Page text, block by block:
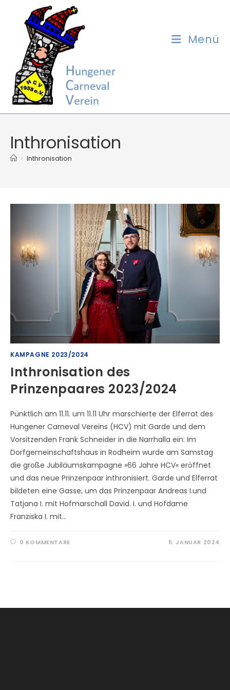
springen
Menü
Inthronisation
> Inthronisation
KAMPAGNE 2023/2024
Inthronisation des
Prinzenpaares 2023/2024
Pünktlich am 11.11. um 11.11 Uhr marschierte der Elferrat des
Hungener Carneval Vereins (HCV) mit Garde und dem
Vorsitzenden Frank Schneider in die Narrhalla ein: Im
Dorfgemeinschaftshaus in Rodheim wurde am Samstag
die große Jubiläumskampagne »66 Jahre HCV« eröffnet
und das neue Prinzenpaar inthronisiert. Garde und Elferrat
bildeten eine Gasse, um das Prinzenpaar Andreas I.und
Tatjana I. mit Hofmarschall David. I. und Hofdame
Franziska I. mit…
0 KOMMENTARE 5. JANUAR 2024